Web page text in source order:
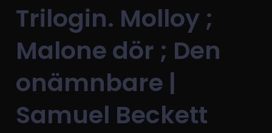
Trilogin. Molloy ;
Malone dör ; Den
onämnbare |
Samuel Beckett